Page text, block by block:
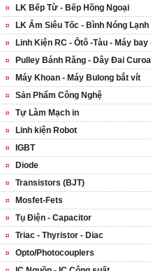
LK Bếp Từ - Bếp Hồng Ngoại
LK Ấm Siêu Tốc - Bình Nóng Lạnh
Linh Kiện RC - Ôtô -Tàu - Máy
Pulley Bánh Răng - Dây Đai Curoa
Máy Khoan - Máy Bulong bắt vít
Sản Phẩm Công Nghệ
Tự Làm Mạch in
Linh kiện Robot
IGBT
Diode
Transistors (BJT)
Mosfet-Fets
Tụ Điện - Capacitor
Triac - Thyristor - Diac
Opto/Photocouplers